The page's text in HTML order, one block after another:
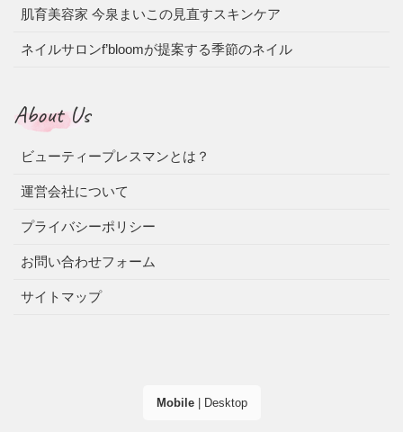
肌育美容家 今泉まいこの見直すスキンケア
ネイルサロンf’bloomが提案する季節のネイル
About Us
ビューティープレスマンとは？
運営会社について
プライバシーポリシー
お問い合わせフォーム
サイトマップ
Mobile| Desktop